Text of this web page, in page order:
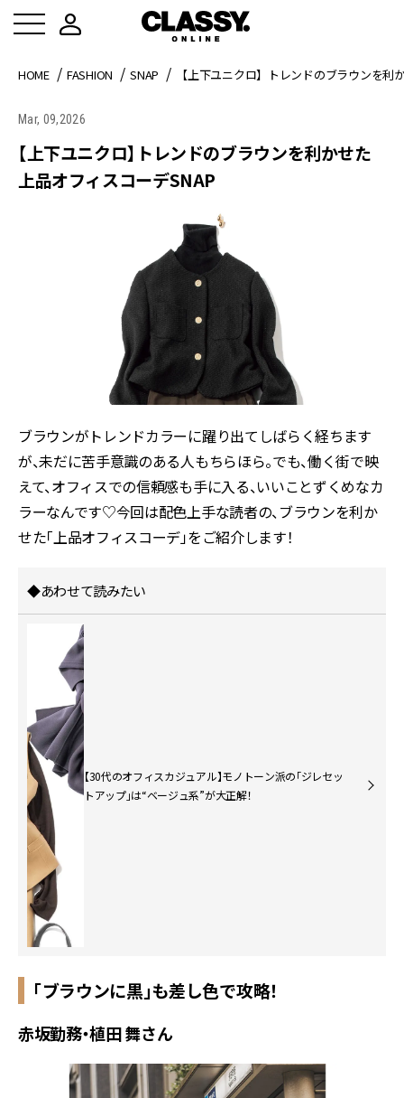
HOME FASHION SNAP 【上下ユニクロ】トレンドのブラウンを利
Mar, 09,2026
【上下ユニクロ】トレンドのブラウンを利かせた
上品オフィスコーデSNAP
ブラウンがトレンドカラーに躍り出てしばらく経ちます
が、未だに苦手意識のある人もちらほら。でも、働く街で映
えて、オフィスでの信頼感も手に入る、いいことずくめなカ
ラーなんです♡今回は配色上手な読者の、ブラウンを利か
せた「上品オフィスコーデ」をご紹介します！
◆あわせて読みたい
【30代のオフィスカジュアル】モノトーン派の「ジレセッ
トアップ」は“ベージュ系”が大正解！
「ブラウンに黒」も差し色で攻略！
赤坂勤務・植田 舞さん